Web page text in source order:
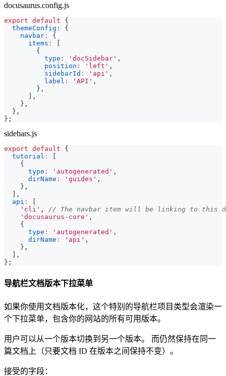
docusaurus.config.js
export default
{
themeConfig :
{
navbar :
{
items :
{
type : 'docSidebar' ,
position : 'left' ,
sidebarId : 'api' ,
label : 'API' ,
} ,
,
} ,
} ,
} ;
sidebars.js
export default
{
tutorial :
{
type : 'autogenerated' ,
dirName : 'guides' ,
} ,
,
api :
'cli' ,
// The navbar item will be linking to this
'docusaurus-core' ,
{
type : 'autogenerated' ,
dirName : 'api' ,
} ,
,
} ;
导航栏文档版本下拉菜单
如果你使用文档版本化，这个特别的导航栏项目类型会渲染一
个下拉菜单，包含你的网站的所有可用版本。
用户可以从一个版本切换到另一个版本。 而仍然保持在同一
篇文档上（只要文档 ID 在版本之间保持不变）。
接受的字段：